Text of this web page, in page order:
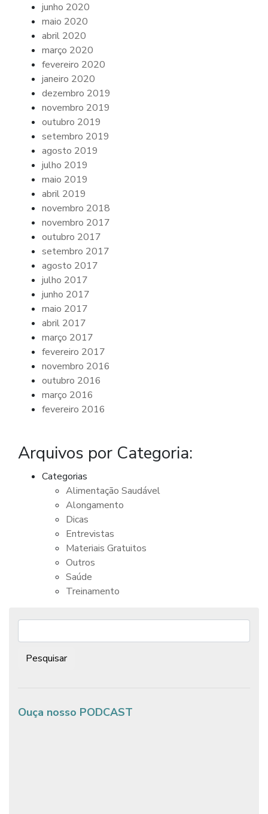
junho 2020
maio 2020
abril 2020
março 2020
fevereiro 2020
janeiro 2020
dezembro 2019
novembro 2019
outubro 2019
setembro 2019
agosto 2019
julho 2019
maio 2019
abril 2019
novembro 2018
novembro 2017
outubro 2017
setembro 2017
agosto 2017
julho 2017
junho 2017
maio 2017
abril 2017
março 2017
fevereiro 2017
novembro 2016
outubro 2016
março 2016
fevereiro 2016
Arquivos por Categoria:
Categorias
Alimentação Saudável
Alongamento
Dicas
Entrevistas
Materiais Gratuitos
Outros
Saúde
Treinamento
Ouça nosso PODCAST